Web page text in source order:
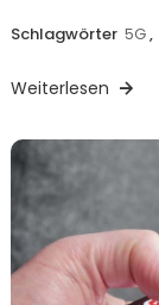
Schlagwörter 5G,
Weiterlesen